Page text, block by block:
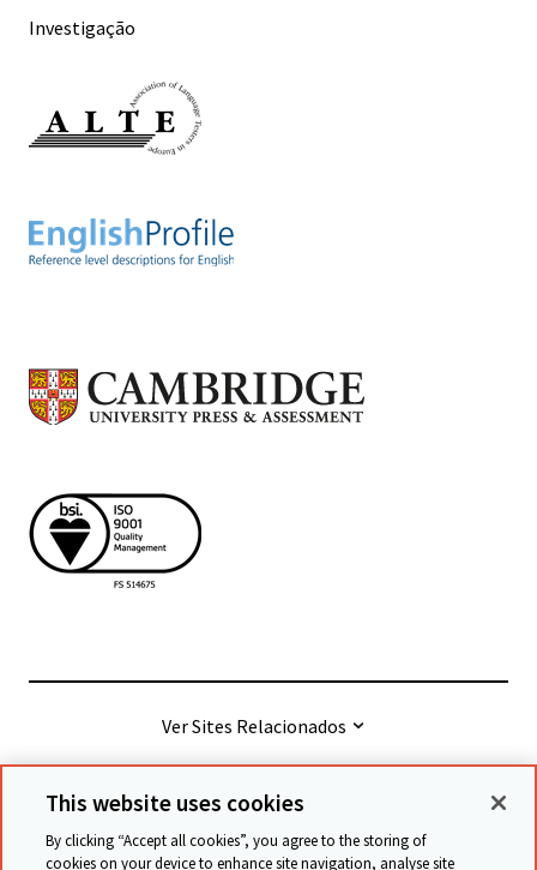
Investigação
Ver Sites Relacionados
© Cambridge University Press & Assessment
This website uses cookies
By clicking “Accept all cookies”, you agree to the storing of
cookies on your device to enhance site navigation, analyse site